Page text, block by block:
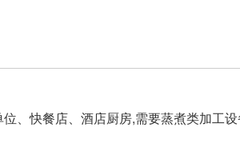
、快餐店、酒店厨房,需要蒸煮类加工